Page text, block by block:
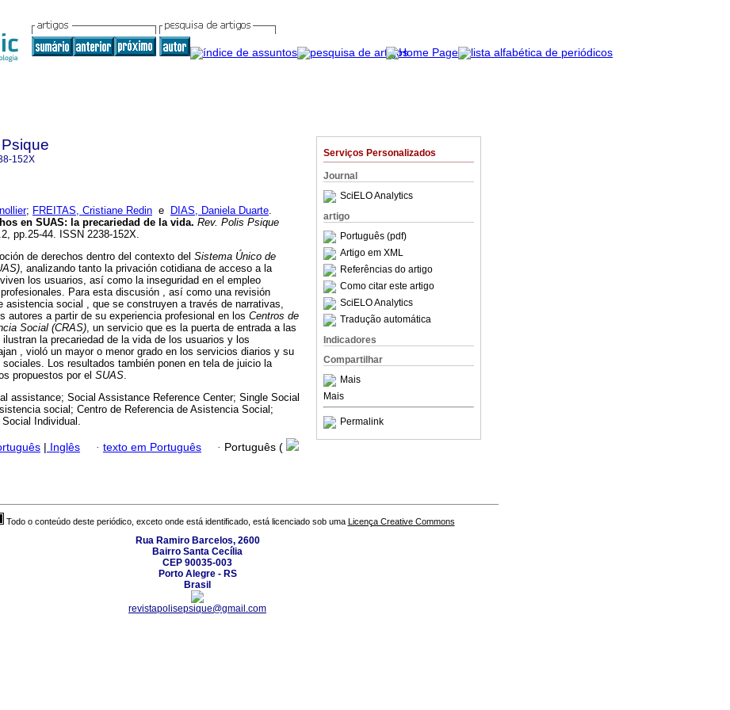
Serviços Personalizados
Journal
SciELO Analytics
artigo
Português (pdf)
Artigo em XML
Referências do artigo
Como citar este artigo
SciELO Analytics
Tradução automática
Indicadores
Compartilhar
Mais
Mais
Permalink
152X
; FREITAS, Cristiane Redin e DIAS, Daniela Duarte.
en SUAS: la precariedad de la vida. Rev. Polis Psique
pp.25-44. ISSN 2238-152X.
de derechos dentro del contexto del Sistema Único de
, analizando tanto la privación cotidiana de acceso a la
los usuarios, así como la inseguridad en el empleo
Para esta discusión , así como una revisión
asistencia social , que se construyen a través de narrativas,
autores a partir de su experiencia profesional en los Centros de
Social (CRAS), un servicio que es la puerta de entrada a las
la precariedad de la vida de los usuarios y los
, violó un mayor o menor grado en los servicios diarios y su
Los resultados también ponen en tela de juicio la
propuestos por el SUAS.
assistance; Social Assistance Reference Center; Single Social
social; Centro de Referencia de Asistencia Social;
Individual.
| Inglês · texto em Português · Português (
Todo o conteúdo deste periódico, exceto onde está identificado, está licenciado sob uma Licença Creative Commons
Rua Ramiro Barcelos, 2600
Bairro Santa Cecília
CEP 90035-003
Porto Alegre - RS
Brasil
revistapolisepsique@gmail.com